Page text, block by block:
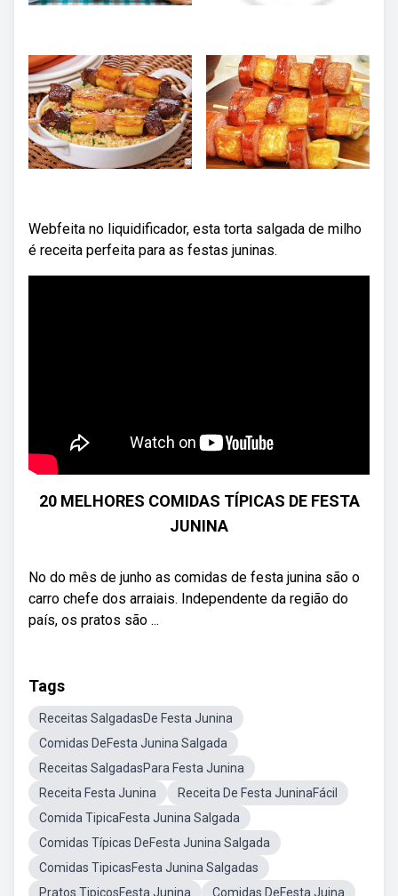
Webfeita no liquidificador, esta torta salgada de milho
é receita perfeita para as festas juninas.
20 MELHORES COMIDAS TÍPICAS DE FESTA
JUNINA
No do mês de junho as comidas de festa junina são o
carro chefe dos arraiais. Independente da região do
país, os pratos são ...
Tags
Receitas SalgadasDe Festa Junina
Comidas DeFesta Junina Salgada
Receitas SalgadasPara Festa Junina
Receita Festa Junina
Receita De Festa JuninaFácil
Comida TipicaFesta Junina Salgada
Comidas Típicas DeFesta Junina Salgada
Comidas TipicasFesta Junina Salgadas
Pratos TipicosFesta Junina
Comidas DeFesta Juina